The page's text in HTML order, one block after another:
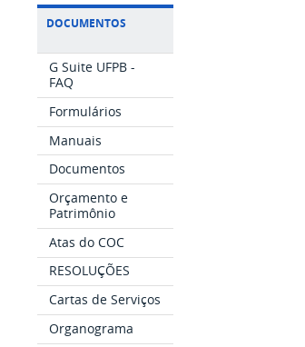
DOCUMENTOS
G Suite UFPB -
FAQ
Formulários
Manuais
Documentos
Orçamento e
Patrimônio
Atas do COC
RESOLUÇÕES
Cartas de Serviços
Organograma